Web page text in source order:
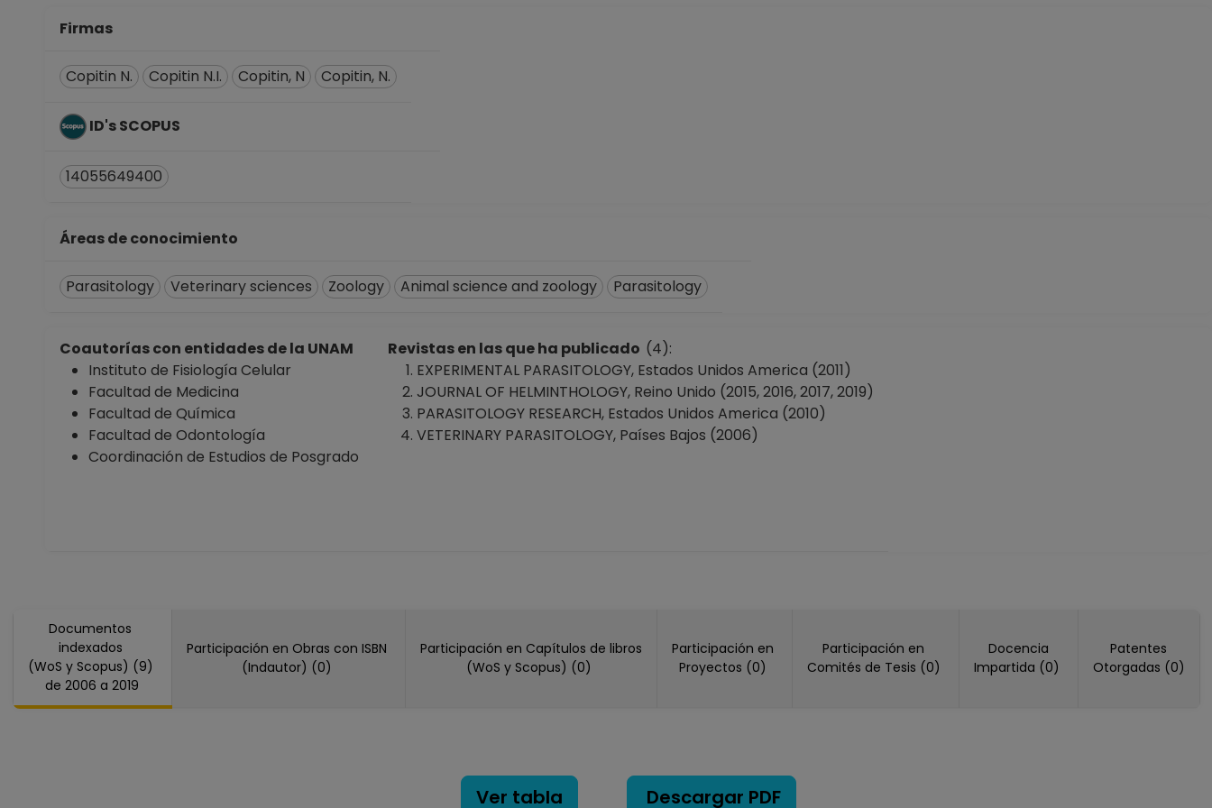
Firmas
Copitin N. Copitin N.I. Copitin, N Copitin, N.
ID's SCOPUS
14055649400
Áreas de conocimiento
Parasitology Veterinary sciences Zoology Animal science and zoology Parasitology
Coautorías con entidades de la UNAM
Instituto de Fisiología Celular
Facultad de Medicina
Facultad de Química
Facultad de Odontología
Coordinación de Estudios de Posgrado
Revistas en las que ha publicado (4):
EXPERIMENTAL PARASITOLOGY, Estados Unidos America (2011)
JOURNAL OF HELMINTHOLOGY, Reino Unido (2015, 2016, 2017, 2019)
PARASITOLOGY RESEARCH, Estados Unidos America (2010)
VETERINARY PARASITOLOGY, Países Bajos (2006)
Documentos
indexados
(WoS y Scopus) (9)
de 2006 a 2019
Participación en Obras con ISBN
(Indautor) (0)
Participación en Capítulos de libros
(WoS y Scopus) (0)
Participación en
Proyectos (0)
Participación en
Comités de Tesis (0)
Docencia
Impartida (0)
Patentes
Otorgadas (0)
Ver tabla Descargar PDF